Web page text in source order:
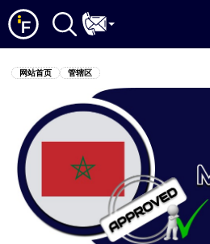
网站首页 管辖区